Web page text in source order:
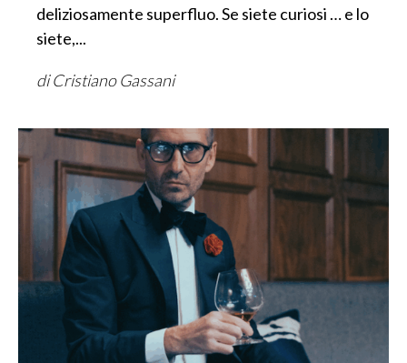
deliziosamente superfluo. Se siete curiosi … e lo
siete,...
di Cristiano Gassani